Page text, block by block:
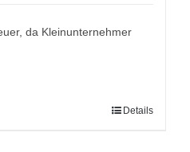
da Kleinunternehmer
Details